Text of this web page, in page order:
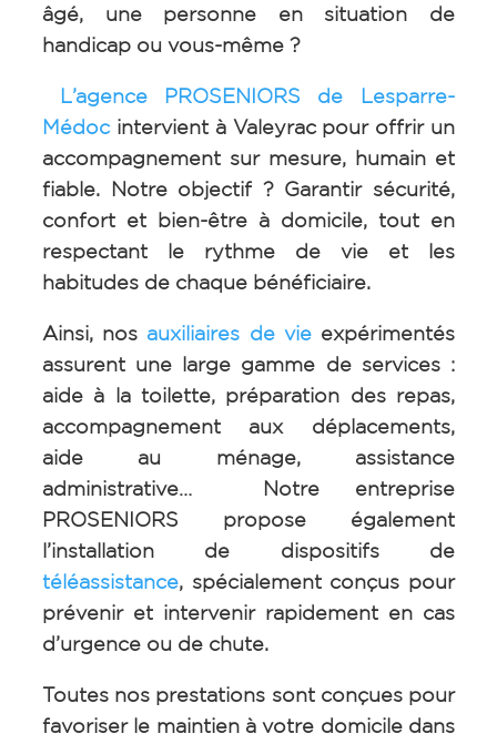
âgé, une personne en situation de
handicap ou vous-même ?
L’agence PROSENIORS de Lesparre-
Médocintervient à Valeyracpour offrir un
accompagnement sur mesure, humain et
fiable. Notre objectif ? Garantir sécurité,
confort et bien-être à domicile, tout en
respectant le rythme de vie et les
habitudes de chaque bénéficiaire.
Ainsi, nos auxiliaires de vieexpérimentés
assurent une large gamme de services :
aide à la toilette, préparation des repas,
accompagnement aux déplacements,
aide au ménage, assistance
administrative… Notre entreprise
PROSENIORS propose également
l’installation de dispositifs de
téléassistance, spécialement conçus pour
prévenir et intervenir rapidement en cas
d’urgence ou de chute.
Toutes nos prestations sont conçues pour
favoriser le maintien à votre domicile dans